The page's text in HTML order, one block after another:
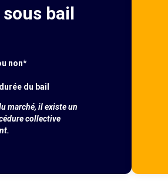
bail
non*
du bail
marché, il existe un
collective